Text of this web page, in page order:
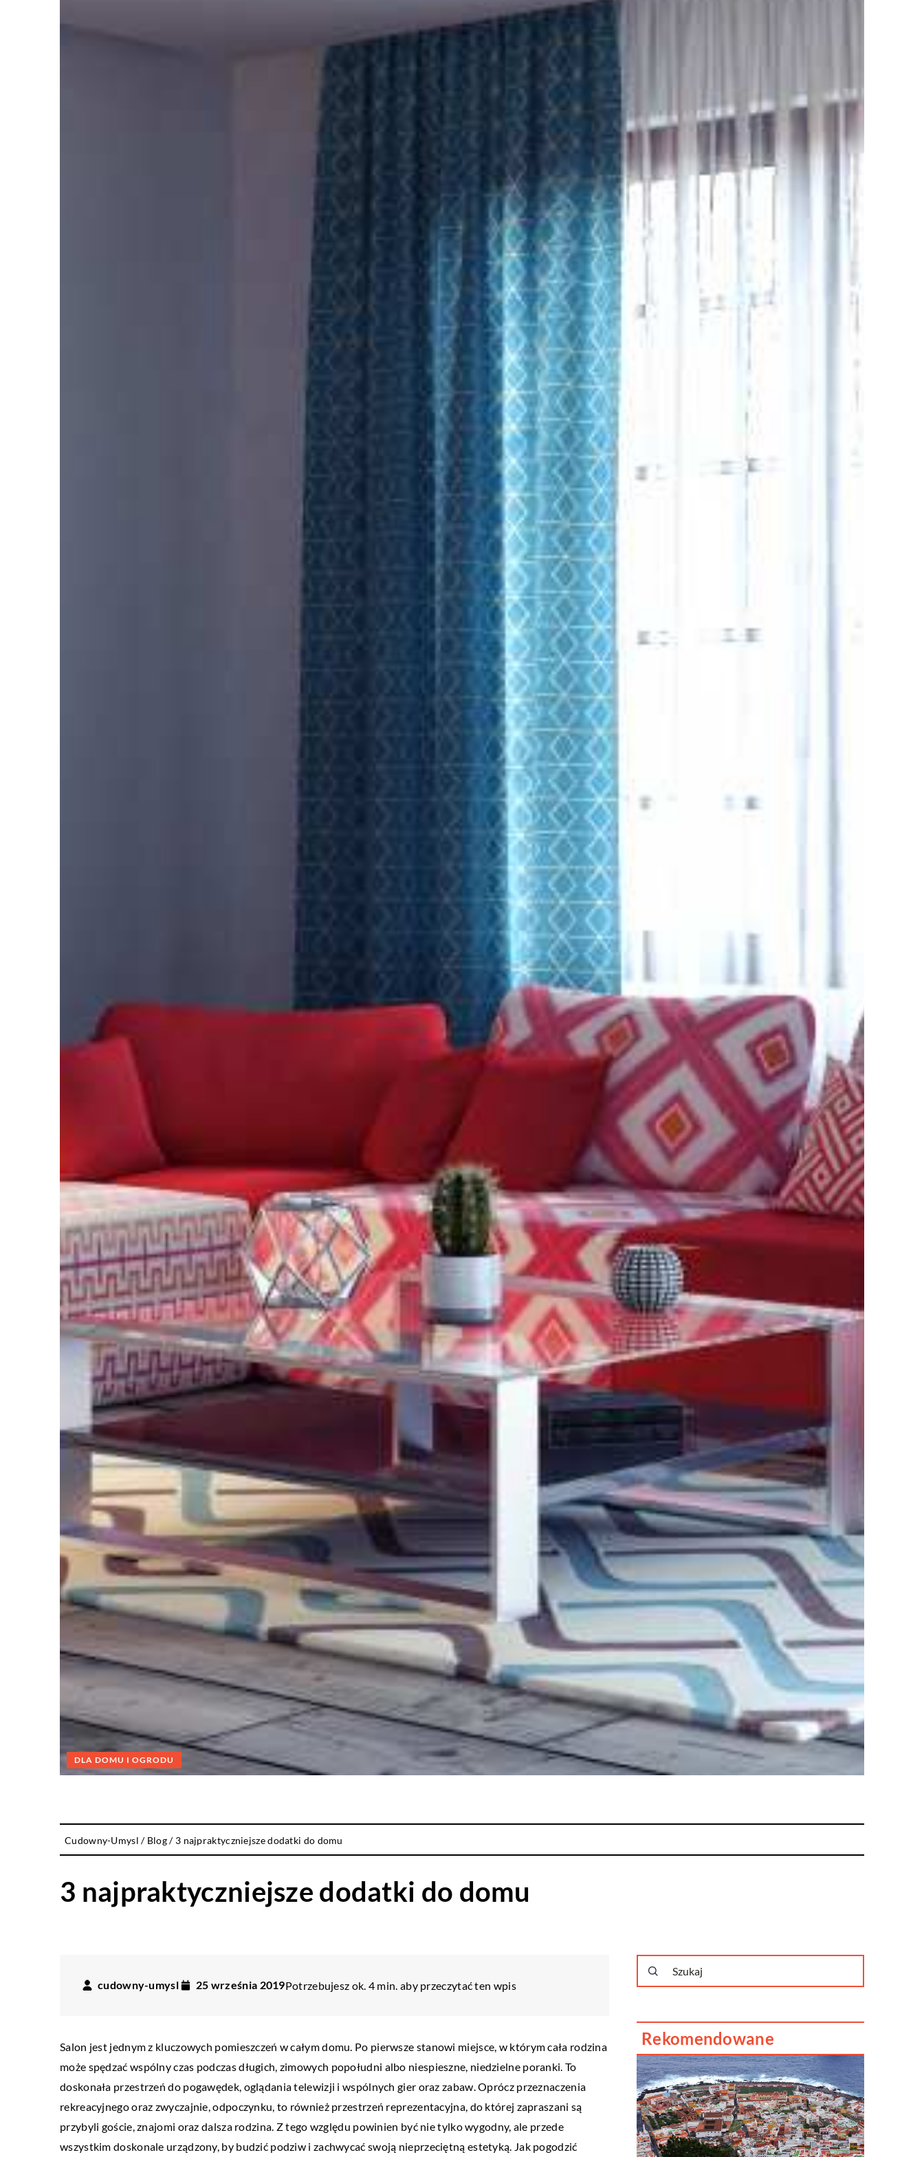
DLA DOMU I OGRODU
Cudowny-Umysl / Blog/ 3 najpraktyczniejsze dodatki do domu
3 najpraktyczniejsze dodatki do domu
cudowny-umysl 25 września 2019Potrzebujesz ok. 4 min. aby przeczytać ten wpis
Salon jest jednym z kluczowych pomieszczeń w całym domu. Po pierwsze stanowi miejsce, w którym cała rodzina
może spędzać wspólny czas podczas długich, zimowych popołudni albo niespieszne, niedzielne poranki. To
doskonała przestrzeń do pogawędek, oglądania telewizji i wspólnych gier oraz zabaw. Oprócz przeznaczenia
rekreacyjnego oraz zwyczajnie, odpoczynku, to również przestrzeń reprezentacyjna, do której zapraszani są
przybyli goście, znajomi oraz dalsza rodzina. Z tego względu powinien być nie tylko wygodny, ale przede
wszystkim doskonale urządzony, by budzić podziw i zachwycać swoją nieprzeciętną estetyką. Jak pogodzić
Rekomendowane